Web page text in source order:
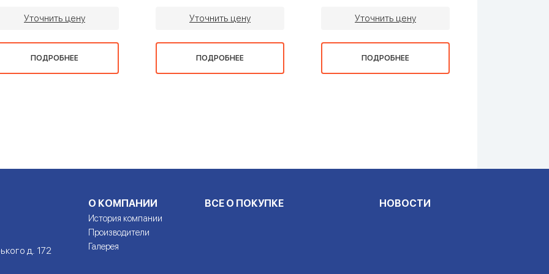
Уточнить цену
ПОДРОБНЕЕ
Уточнить цену
ПОДРОБНЕЕ
Уточнить цену
ПОДРОБНЕЕ
д. 172
О КОМПАНИИ
История компании
Производители
Галерея
ВСЕ О ПОКУПКЕ НОВОСТИ